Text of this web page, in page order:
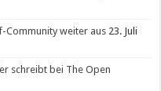
Community weiter aus 23. Juli
schreibt bei The Open